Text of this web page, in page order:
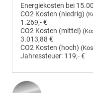
Energiekosten bei
CO2 Kosten (niedrig)
1.269,- €
CO2 Kosten (mittel)
3.013,88 €
CO2 Kosten (hoch)
Jahressteuer: 119,- €